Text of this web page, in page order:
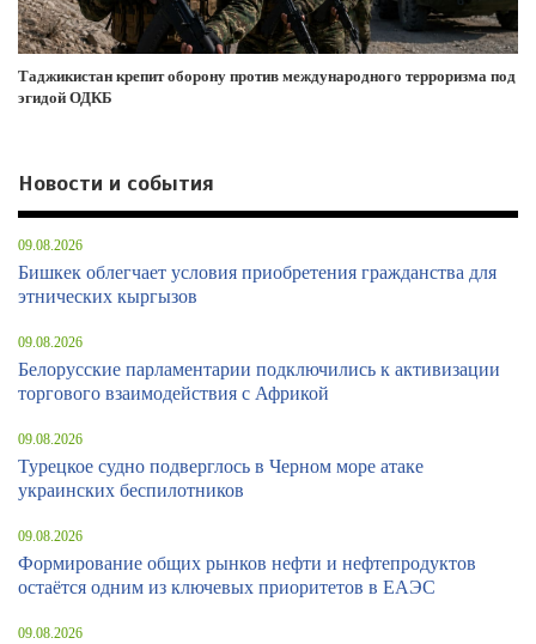
Таджикистан крепит оборону против международного терроризма под
эгидой ОДКБ
Новости и события
09.08.2026
Бишкек облегчает условия приобретения гражданства для
этнических кыргызов
09.08.2026
Белорусские парламентарии подключились к активизации
торгового взаимодействия с Африкой
09.08.2026
Турецкое судно подверглось в Черном море атаке
украинских беспилотников
09.08.2026
Формирование общих рынков нефти и нефтепродуктов
остаётся одним из ключевых приоритетов в ЕАЭС
09.08.2026